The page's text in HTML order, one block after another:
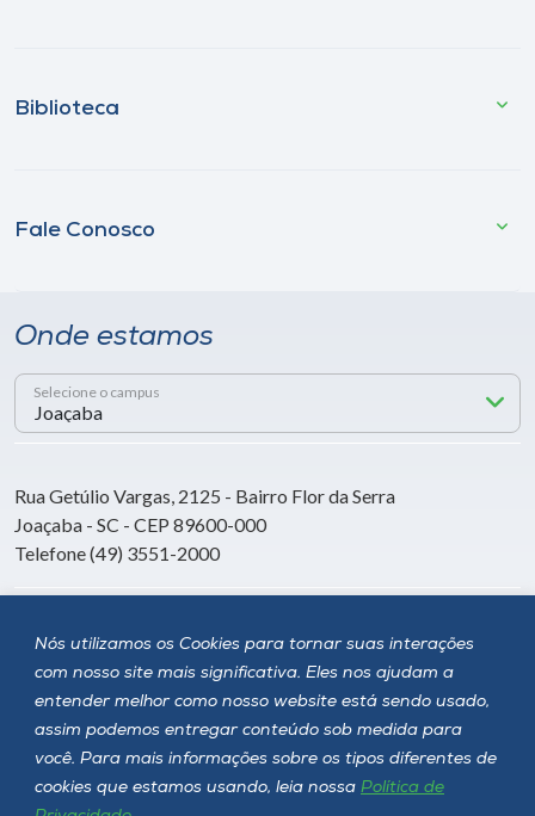
Nós utilizamos os Cookies para tornar suas interações
com nosso site mais significativa. Eles nos ajudam a
entender melhor como nosso website está sendo usado,
assim podemos entregar conteúdo sob medida para
você. Para mais informações sobre os tipos diferentes de
cookies que estamos usando, leia nossa Política de
Biblioteca
Fale Conosco
Onde estamos
Selecione o campus
Rua Getúlio Vargas, 2125 - Bairro Flor da Serra
Joaçaba - SC - CEP 89600-000
Telefone (49) 3551-2000
Siga a Unoesc